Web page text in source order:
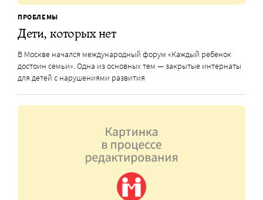
ПРОБЛЕМЫ
Дети, которых нет
В Москве начался международный форум «Каждый ребенок
достоин семьи». Одна из основных тем — закрытые интернаты
для детей с нарушениями развития